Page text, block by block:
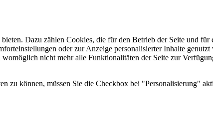
Dazu zählen Cookies, die für den Betrieb der Seite und
oder zur Anzeige personalisierter Inhalte
nicht mehr alle Funktionalitäten der Seite zur
zu können, müssen Sie die Checkbox bei "Personalisierung"